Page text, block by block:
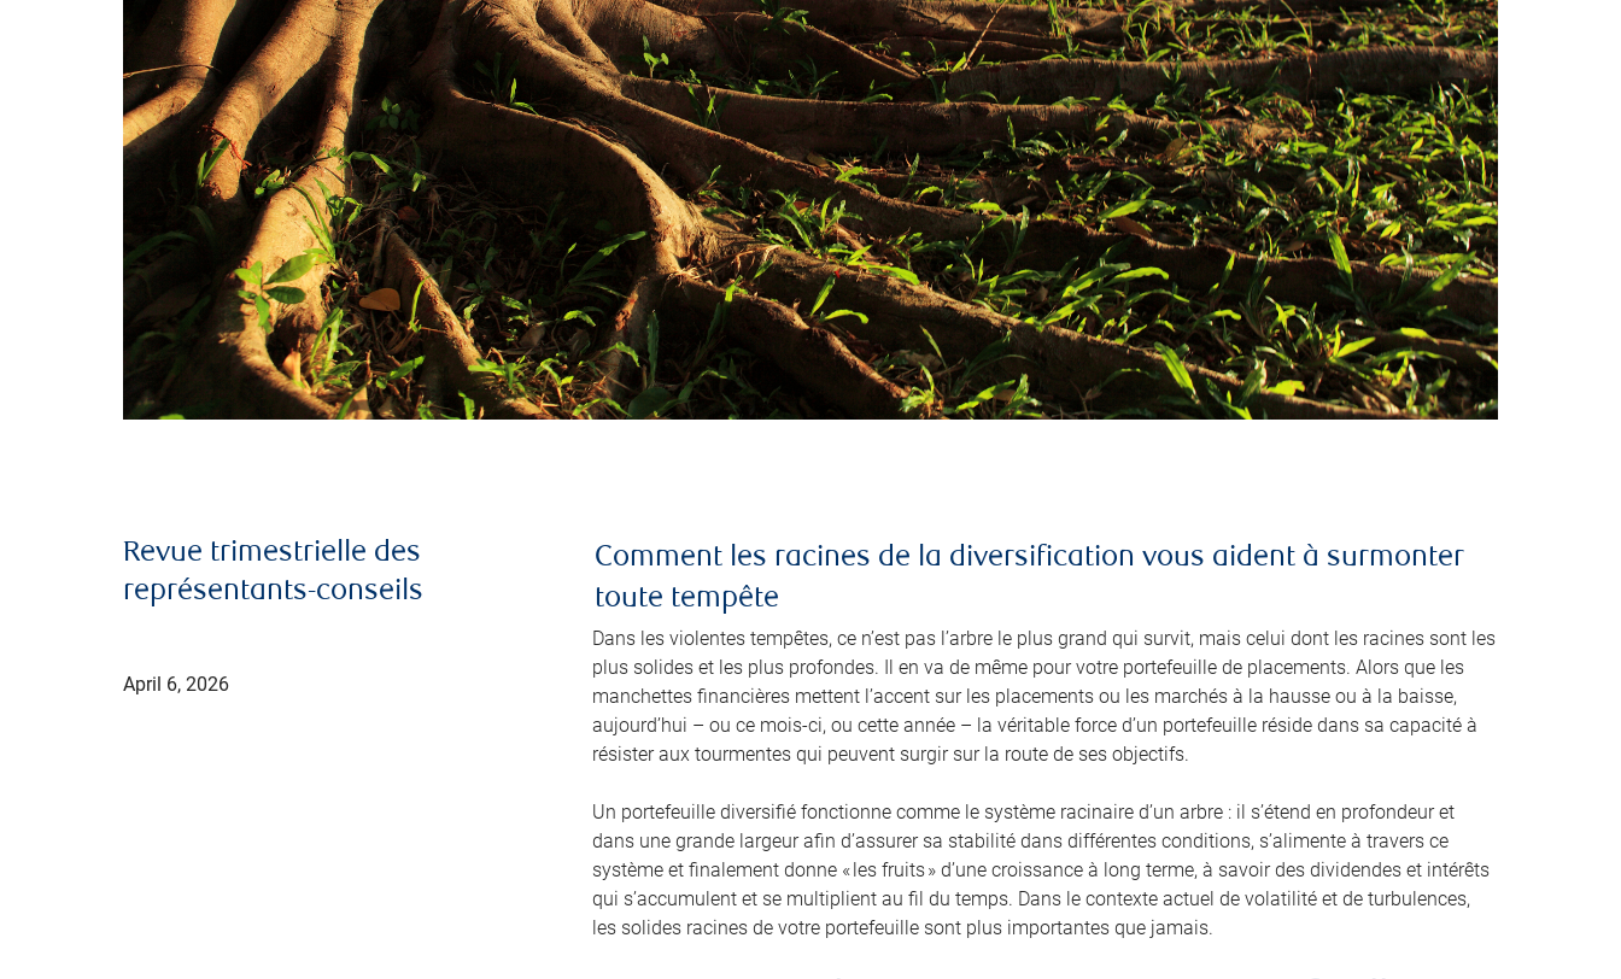
Revue trimestrielle des
représentants-conseils
April 6, 2026
Comment les racines de la diversification vous aident à surmonter
toute tempête
Dans les violentes tempêtes, ce n’est pas l’arbre le plus grand qui survit, mais celui dont les racines sont les
plus solides et les plus profondes. Il en va de même pour votre portefeuille de placements. Alors que les
manchettes financières mettent l’accent sur les placements ou les marchés à la hausse ou à la baisse,
aujourd’hui – ou ce mois-ci, ou cette année – la véritable force d’un portefeuille réside dans sa capacité à
résister aux tourmentes qui peuvent surgir sur la route de ses objectifs.
Un portefeuille diversifié fonctionne comme le système racinaire d’un arbre : il s’étend en profondeur et
dans une grande largeur afin d’assurer sa stabilité dans différentes conditions, s’alimente à travers ce
système et finalement donne « les fruits » d’une croissance à long terme, à savoir des dividendes et intérêts
qui s’accumulent et se multiplient au fil du temps. Dans le contexte actuel de volatilité et de turbulences,
les solides racines de votre portefeuille sont plus importantes que jamais.